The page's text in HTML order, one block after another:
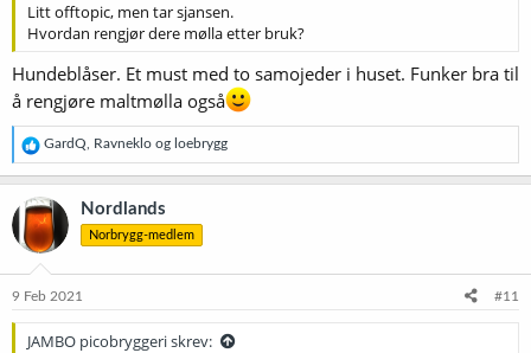
Litt offtopic, men tar sjansen.
Hvordan rengjør dere mølla etter bruk?
Hundeblåser. Et must med to samojeder i huset. Funker bra til
å rengjøre maltmølla også
R
e
a
k
s
j
o
e
GardQ Ravneklo og loebrygg
Nordlands
Norbrygg-medlem
9 Feb 2021 #11
JAMBO picobryggeri skrev: